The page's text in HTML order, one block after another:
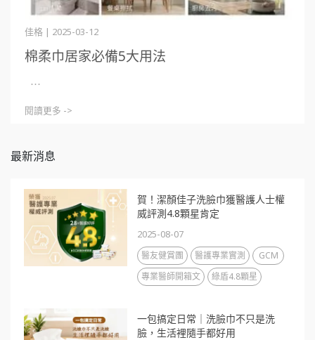
棉柔巾居家必備5大用法
佳格 | 2025-03-12
⋯
閱讀更多 ->
最新消息
賀！潔顏佳子洗臉巾獲醫護人士權
威評測4.8顆星肯定
2025-08-07
醫友健賞團 醫護專業實測
GCM
專業醫師開箱文
綠盾4.8顆星
一包搞定日常｜洗臉巾不只是洗
臉，生活裡隨手都好用